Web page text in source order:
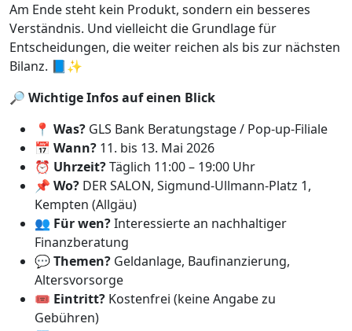
Am Ende steht kein Produkt, sondern ein besseres
Verständnis. Und vielleicht die Grundlage für
Entscheidungen, die weiter reichen als bis zur nächsten
Bilanz. 📘✨
🔎 Wichtige Infos auf einen Blick
📍 Was? GLS Bank Beratungstage / Pop-up-Filiale
📅 Wann? 11. bis 13. Mai 2026
⏰ Uhrzeit?Täglich 11:00 – 19:00 Uhr
📌 Wo? DER SALON, Sigmund-Ullmann-Platz 1,
Kempten (Allgäu)
👥 Für wen?Interessierte an nachhaltiger
Finanzberatung
💬Themen? Geldanlage, Baufinanzierung,
Altersvorsorge
🎟️ Eintritt? Kostenfrei (keine Angabe zu
Gebühren)